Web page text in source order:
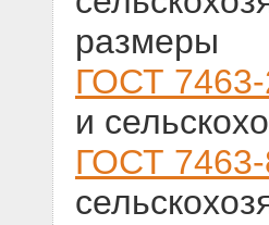
размеры
ГОСТ
и
ГОСТ